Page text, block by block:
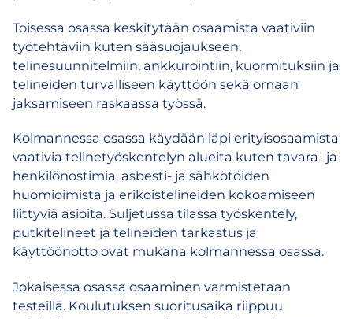
Toisessa osassa keskitytään osaamista vaativiin
työtehtäviin kuten sääsuojaukseen,
telinesuunnitelmiin, ankkurointiin, kuormituksiin ja
telineiden turvalliseen käyttöön sekä omaan
jaksamiseen raskaassa työssä.
Kolmannessa osassa käydään läpi erityisosaamista
vaativia telinetyöskentelyn alueita kuten tavara- ja
henkilönostimia, asbesti- ja sähkötöiden
huomioimista ja erikoistelineiden kokoamiseen
liittyviä asioita. Suljetussa tilassa työskentely,
putkitelineet ja telineiden tarkastus ja
käyttöönotto ovat mukana kolmannessa osassa.
Jokaisessa osassa osaaminen varmistetaan
testeillä. Koulutuksen suoritusaika riippuu